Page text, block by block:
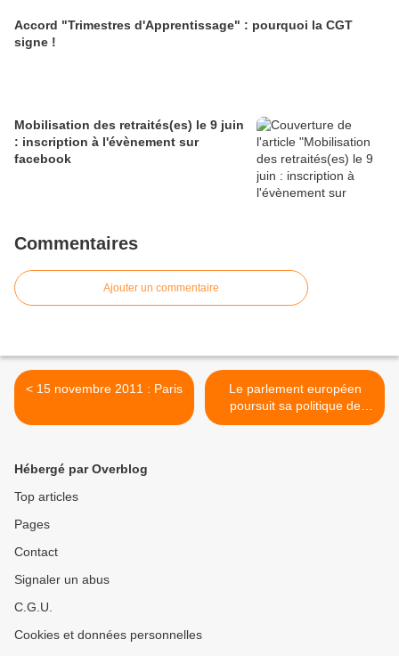
Accord "Trimestres d'Apprentissage" : pourquoi la CGT
signe !
Mobilisation des retraités(es) le 9 juin
: inscription à l'évènement sur
facebook
Commentaires
Ajouter un commentaire
< 15 novembre 2011 : Paris
Le parlement européen
poursuit sa politique de
libéralisation du rail >
Hébergé par Overblog
Top articles
Pages
Contact
Signaler un abus
C.G.U.
Cookies et données personnelles